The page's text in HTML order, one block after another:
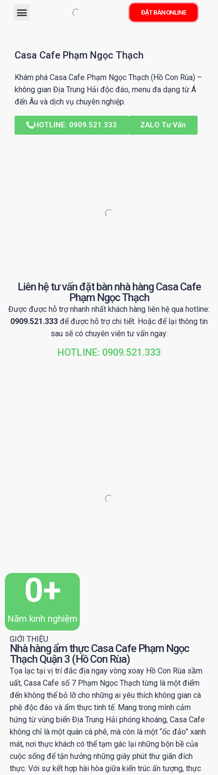
ĐẶT BÀN ONLINE
Casa Cafe Phạm Ngọc Thạch
Khám phá Casa Cafe Phạm Ngọc Thạch (Hồ Con Rùa) –
không gian Địa Trung Hải độc đáo, menu đa dạng từ Á
đến Âu và dịch vụ chuyên nghiệp.
HOTLINE: 0909.521.333 ZALO Tư Vấn
Liên hệ tư vấn đặt bàn nhà hàng Casa Cafe
Phạm Ngọc Thạch
Được được hỗ trợ nhanh nhất khách hàng liên hệ qua hotline:
0909.521.333 để được hỗ trợ chi tiết. Hoặc để lại thông tin
sau sẽ có chuyên viên tư vấn ngay:
HOTLINE: 0909.521.333
GIỚI THIỆU
Nhà hàng ẩm thực Casa Cafe Phạm Ngọc
Thạch Quận 3 (Hồ Con Rùa)
Tọa lạc tại vị trí đắc địa ngay vòng xoay Hồ Con Rùa sầm
uất, Casa Cafe số 7 Phạm Ngọc Thạch từng là một điểm
đến không thể bỏ lỡ cho những ai yêu thích không gian cà
phê độc đáo và ẩm thực tinh tế. Mang trong mình cảm
hứng từ vùng biển Địa Trung Hải phóng khoáng, Casa Cafe
không chỉ là một quán cà phê, mà còn là một “ốc đảo” xanh
mát, nơi thực khách có thể tạm gác lại những bộn bề của
cuộc sống để tận hưởng những giây phút thư giãn đích
thực. Với sự kết hợp hài hòa giữa kiến trúc ấn tượng, thực
Năm kinh nghiệm
0+